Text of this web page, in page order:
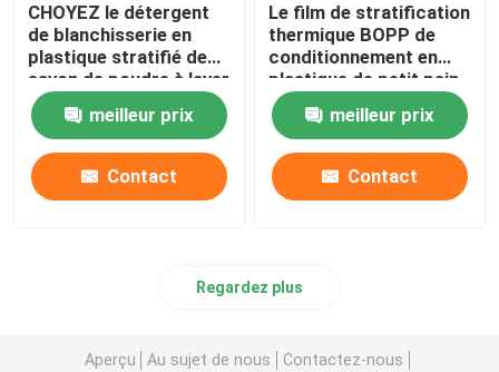
CHOYEZ le détergent
de blanchisserie en
plastique stratifié de
savon de poudre à laver
de film de petit pain du
PE deuxmeilleur prix
Contact
Le film de stratification
thermique BOPP de
conditionnement en
plastique de petit pain
de film de catégorie
comestible d'arachides
a métallisé le film
meilleur prix
Contact
Regardez plus
Aperçu Au sujet de nous Contactez-nous